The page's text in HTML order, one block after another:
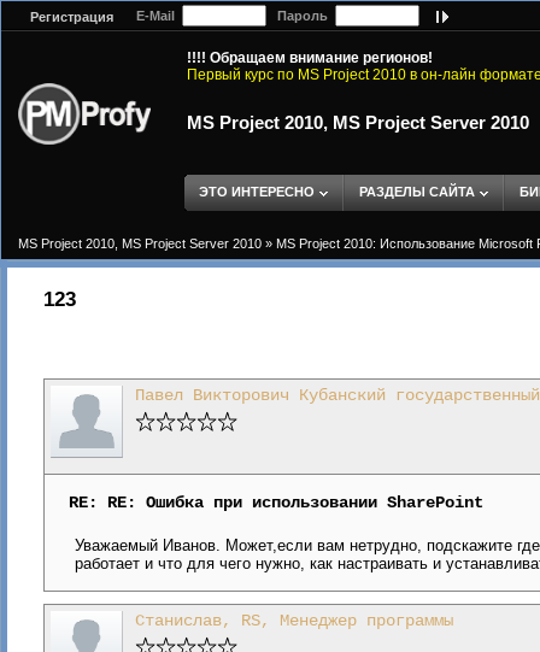
Регистрация E-Mail Пароль
!!!! Обращаем внимание регионов!
Первый курс по MS Project 2010 в он-лайн
MS Project 2010, MS Project Server 2010
ЭТО ИНТЕРЕСНО РАЗДЕЛЫ САЙТА
MS Project 2010, MS Project Server 2010 » MS Project 2010: Использование Microsoft
123
Павел Викторович Кубанский
RE: RE: Ошибка при использовании SharePoint
Уважаемый Иванов. Может,если вам нетрудно, подскажите
работает и что для чего нужно, как настраивать и
Станислав, RS, Менеджер программы